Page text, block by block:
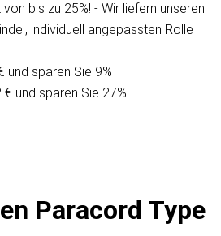
bis zu 25%! - Wir liefern unseren
individuell angepassten Rolle
und sparen Sie 9%
und sparen Sie 27%
Paracord Type